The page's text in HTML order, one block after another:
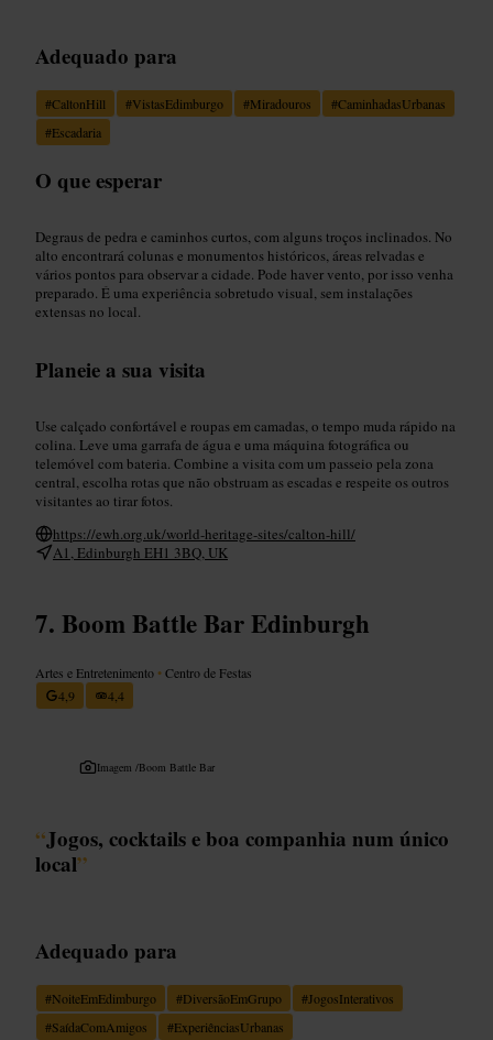
Adequado para
#CaltonHill #VistasEdimburgo #Miradouros #CaminhadasUrbanas
#Escadaria
O que esperar
Degraus de pedra e caminhos curtos, com alguns troços inclinados. No
alto encontrará colunas e monumentos históricos, áreas relvadas e
vários pontos para observar a cidade. Pode haver vento, por isso venha
preparado. É uma experiência sobretudo visual, sem instalações
extensas no local.
Planeie a sua visita
Use calçado confortável e roupas em camadas, o tempo muda rápido na
colina. Leve uma garrafa de água e uma máquina fotográfica ou
telemóvel com bateria. Combine a visita com um passeio pela zona
central, escolha rotas que não obstruam as escadas e respeite os outros
visitantes ao tirar fotos.
https://ewh.org.uk/world-heritage-sites/calton-hill/
A1, Edinburgh EH1 3BQ, UK
Boom Battle Bar Edinburgh
Artes e Entretenimento •Centro de Festas
4,9
4,4
Imagem /Boom Battle Bar
“Jogos, cocktails e boa companhia num único
local”
Adequado para
#NoiteEmEdimburgo #DiversãoEmGrupo #JogosInterativos
#SaídaComAmigos #ExperiênciasUrbanas